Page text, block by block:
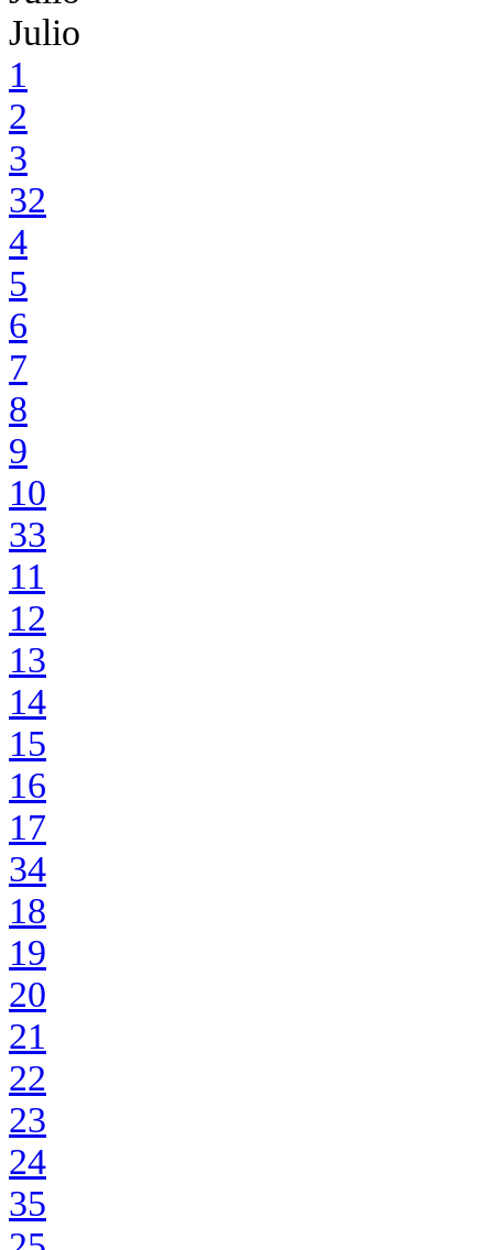
Julio
1
2
3
32
4
5
6
7
8
9
10
33
11
12
13
14
15
16
17
34
18
19
20
21
22
23
24
35